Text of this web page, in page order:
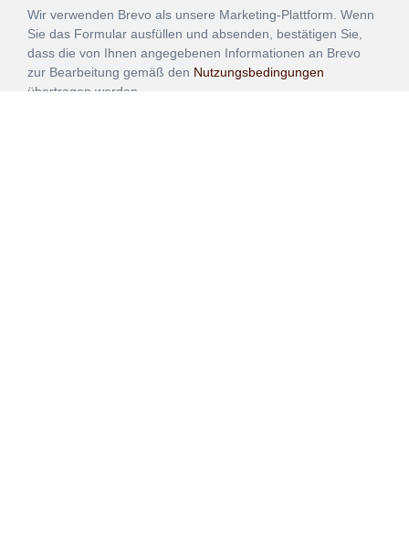
Wir verwenden Brevo als unsere Marketing-Plattform. Wenn
Sie das Formular ausfüllen und absenden, bestätigen Sie,
dass die von Ihnen angegebenen Informationen an Brevo
zur Bearbeitung gemäß den Nutzungsbedingungen
übertragen werden.